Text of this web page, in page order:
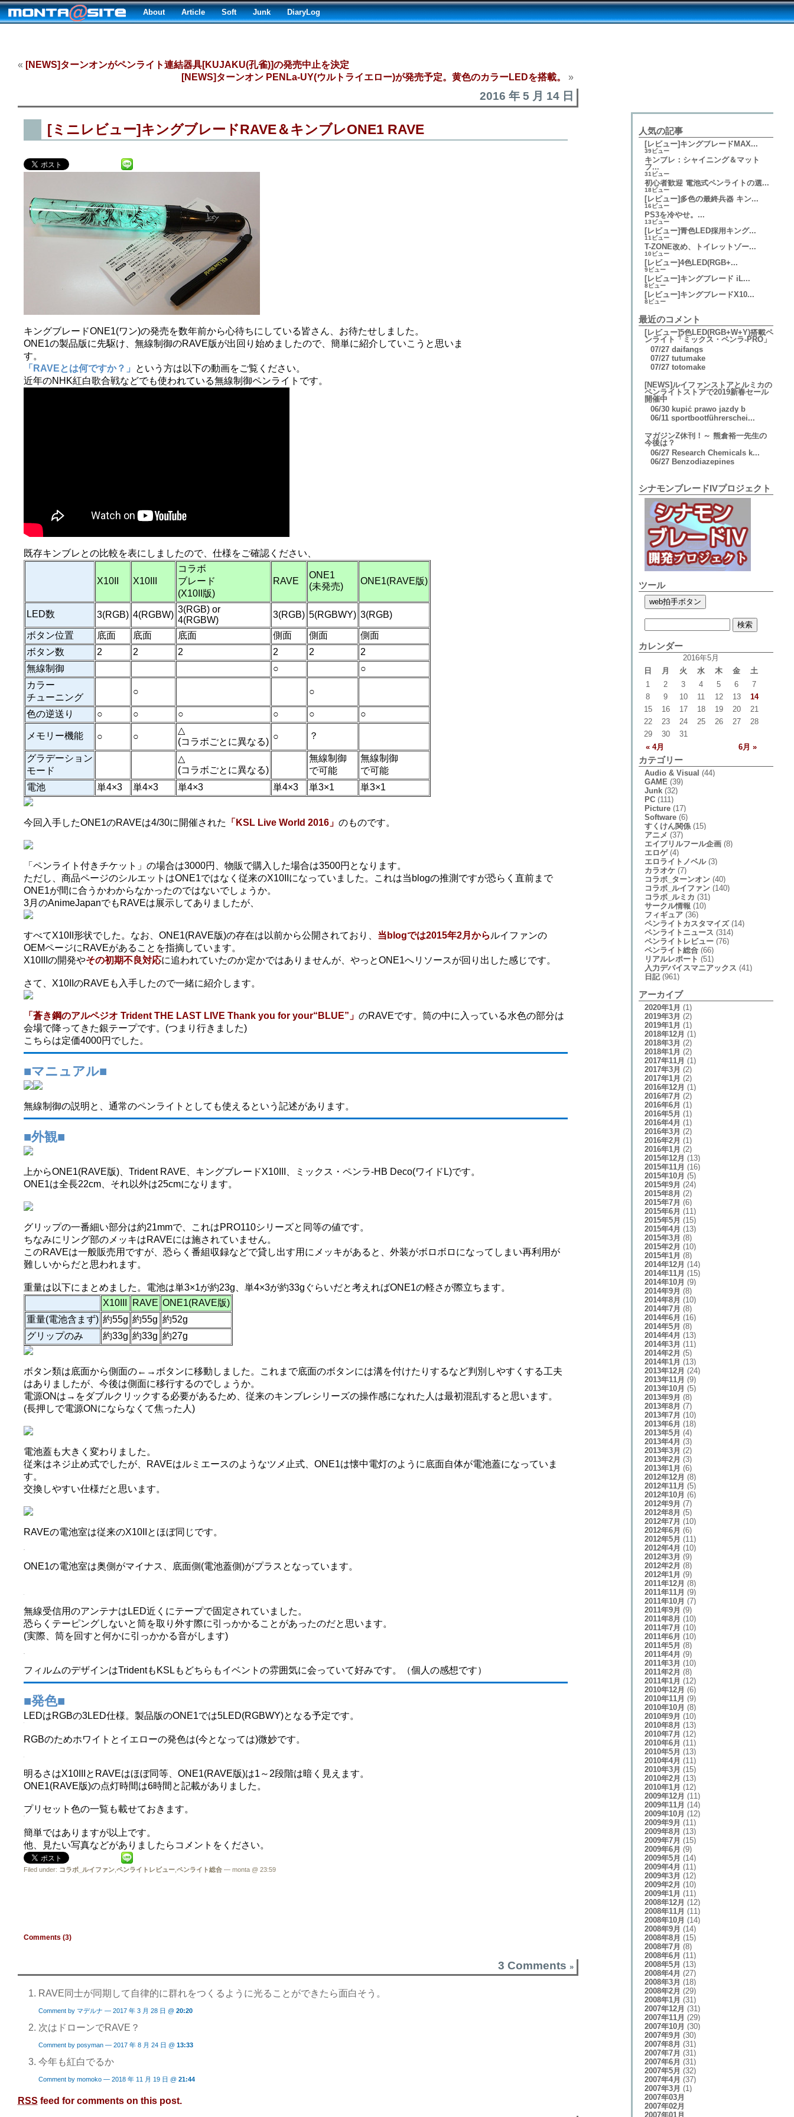
About Article Soft Junk DiaryLog
« [NEWS]ターンオンがペンライト連結器具[KUJAKU(孔雀)]の発売中止を決定
[NEWS]ターンオン PENLa-UY(ウルトライエロー)が発売予定。黄色のカラーLEDを搭載。
»
2016 年 5 月 14 日
[ミニレビュー]キングブレードRAVE＆キンブレONE1 RAVE
キングブレードONE1(ワン)の発売を数年前から心待ちにしている皆さん、お待たせしました。
ONE1の製品版に先駆け、無線制御のRAVE版が出回り始めましたので、簡単に紹介していこうと思いま
す。
「RAVEとは何ですか？」
という方は以下の動画をご覧ください。
近年のNHK紅白歌合戦などでも使われている無線制御ペンライトです。
既存キンブレとの比較を表にしましたので、仕様をご確認ください、
X10II X10III
コラボ
ブレード
(X10II版)
RAVE
ONE1
(未発売)
ONE1(RAVE版)
LED数 3(RGB) 4(RGBW)
3(RGB) or
4(RGBW)
3(RGB) 5(RGBWY) 3(RGB)
ボタン位置 底面 底面 底面 側面 側面
側面
ボタン数
2 2 2 2 2
2
無線制御
○
○
カラー
チューニング
○ ○
色の逆送り ○ ○ ○ ○ ○ ○
メモリー機能 ○ ○
△
(コラボごとに異なる)
○ ？
グラデーション
モード
△
(コラボごとに異なる)
無線制御
で可能
無線制御
で可能
電池
単4×3 単4×3 単4×3 単4×3 単3×1 単3×1
今回入手したONE1のRAVEは4/30に開催された 「KSL Live World 2016」 のものです。
「ペンライト付きチケット」の場合は3000円、物販で購入した場合は3500円となります。
ただし、商品ページのシルエットはONE1ではなく従来のX10IIになっていました。これは当blogの推測ですが恐らく直前まで
ONE1が間に合うかわからなかったのではないでしょうか。
3月のAnimeJapanでもRAVEは展示してありましたが、
すべてX10II形状でした。なお、ONE1(RAVE版)の存在は以前から公開されており、 当blogでは2015年2月から ルイファンの
OEMページにRAVEがあることを指摘しています。
X10IIIの開発やその初期不良対応に追われていたのか定かではありませんが、やっとONE1へリソースが回り出した感じです。
さて、X10IIのRAVEも入手したので一緒に紹介します。
「蒼き鋼のアルペジオ Trident THE LAST LIVE Thank you for your“BLUE”」 のRAVEです。筒の中に入っている水色の部分は
会場で降ってきた銀テープです。(つまり行きました)
こちらは定価4000円でした。
■マニュアル■
無線制御の説明と、通常のペンライトとしても使えるという記述があります。
■外観■
上からONE1(RAVE版)、Trident RAVE、キングブレードX10III、ミックス・ペンラ-HB Deco(ワイドL)です。
ONE1は全長22cm、それ以外は25cmになります。
グリップの一番細い部分は約21mmで、これはPRO110シリーズと同等の値です。
ちなみにリング部のメッキはRAVEには施されていません。
このRAVEは一般販売用ですが、恐らく番組収録などで貸し出す用にメッキがあると、外装がボロボロになってしまい再利用が
難しいからだと思われます。
重量は以下にまとめました。電池は単3×1が約23g、単4×3が約33gぐらいだと考えればONE1の軽さが際立ちます。
X10III
RAVE ONE1(RAVE版)
重量(電池含まず) 約55g 約55g 約52g
グリップのみ
約33g 約33g 約27g
ボタン類は底面から側面の←→ボタンに移動しました。これまで底面のボタンには溝を付けたりするなど判別しやすくする工夫
はありましたが、今後は側面に移行するのでしょうか。
電源ONは→をダブルクリックする必要があるため、従来のキンブレシリーズの操作感になれた人は最初混乱すると思います。
(長押しで電源ONにならなくて焦った人)
電池蓋も大きく変わりました。
従来はネジ止め式でしたが、RAVEはルミエースのようなツメ止式、ONE1は懐中電灯のように底面自体が電池蓋になっていま
す。
交換しやすい仕様だと思います。
RAVEの電池室は従来のX10IIとほぼ同じです。
ONE1の電池室は奥側がマイナス、底面側(電池蓋側)がプラスとなっています。
無線受信用のアンテナはLED近くにテープで固定されていました。
恐らくテーピングしないと筒を取り外す際に引っかかることがあったのだと思います。
(実際、筒を回すと何かに引っかかる音がします)
フィルムのデザインはTridentもKSLもどちらもイベントの雰囲気に会っていて好みです。（個人の感想です）
■発色■
LEDはRGBの3LED仕様。製品版のONE1では5LED(RGBWY)となる予定です。
RGBのためホワイトとイエローの発色は(今となっては)微妙です。
明るさはX10IIIとRAVEはほぼ同等、ONE1(RAVE版)は1～2段階は暗く見えます。
ONE1(RAVE版)の点灯時間は6時間と記載がありました。
プリセット色の一覧も載せておきます。
簡単ではありますが以上です。
他、見たい写真などがありましたらコメントをください。
Filed under: コラボ_ルイファン ペンライトレビュー ペンライト総合 — monta @ 23:59
Comments (3)
3 Comments »
RAVE同士が同期して自律的に群れをつくるように光ることができたら面白そう。
Comment by マデルナ — 2017 年 3 月 28 日 @ 20:20
次はドローンでRAVE？
Comment by posyman — 2017 年 8 月 24 日 @ 13:33
今年も紅白でるか
Comment by momoko — 2018 年 11 月 19 日 @ 21:44
RSS feed for comments on this post.
人気の記事
[レビュー]キングブレードMAX...
39ビュー
キンブレ：シャイニング＆マット
フ...
31ビュー
初心者歓迎 電池式ペンライトの選...
18ビュー
[レビュー]多色の最終兵器 キン...
16ビュー
PS3を冷やせ。...
13ビュー
[レビュー]青色LED採用キング...
11ビュー
T-ZONE改め、トイレットゾー...
10ビュー
[レビュー]4色LED(RGB+...
9ビュー
[レビュー]キングブレード iL...
8ビュー
[レビュー]キングブレードX10...
8ビュー
最近のコメント
[レビュー]5色LED(RGB+W+Y)搭載ペ
ンライト「ミックス・ペンラ-PRO」
07/27 daifangs
07/27 tutumake
07/27 totomake
[NEWS]ルイファンストアとルミカの
ペンライトストアで2019新春セール
開催中
06/30 kupić prawo jazdy b
06/11 sportbootführerschei...
マガジンZ休刊！～ 熊倉裕一先生の
今後は？
06/27 Research Chemicals k...
06/27 Benzodiazepines
シナモンブレードIVプロジェクト
ツール
カレンダー
2016年5月
日
月 火 水 木 金 土
« 4月 6月 »
1 2 3 4 5 6
7
8
9 10 11 12 13
14
15
16 17 18 19 20
21
22
23 24 25 26 27
28
29
30 31
カテゴリー
Audio & Visual (44)
GAME (39)
Junk(32)
PC(111)
Picture(17)
Software(6)
すくけん関係(15)
アニメ (37)
エイプリルフール企画(8)
エロゲ(4)
エロライトノベル(3)
カラオケ(7)
コラボ_ターンオン(40)
コラボ_ルイファン(140)
コラボ_ルミカ (31)
サークル情報 (10)
フィギュア(36)
ペンライトカスタマイズ(14)
ペンライトニュース (314)
ペンライトレビュー(76)
ペンライト総合(66)
リアルレポート (51)
入力デバイスマニアックス (41)
日記(961)
アーカイブ
2020年1月 (1)
2019年3月 (2)
2019年1月 (1)
2018年12月 (1)
2018年3月 (2)
2018年1月 (2)
2017年11月 (1)
2017年3月 (2)
2017年1月 (2)
2016年12月 (1)
2016年7月 (2)
2016年6月 (1)
2016年5月 (1)
2016年4月 (1)
2016年3月 (2)
2016年2月 (1)
2016年1月 (2)
2015年12月 (13)
2015年11月 (16)
2015年10月 (5)
2015年9月 (24)
2015年8月 (2)
2015年7月 (6)
2015年6月 (11)
2015年5月 (15)
2015年4月 (13)
2015年3月 (8)
2015年2月 (10)
2015年1月 (8)
2014年12月 (14)
2014年11月 (15)
2014年10月 (9)
2014年9月 (8)
2014年8月 (10)
2014年7月 (8)
2014年6月 (16)
2014年5月 (8)
2014年4月 (13)
2014年3月 (11)
2014年2月 (5)
2014年1月 (13)
2013年12月 (24)
2013年11月 (9)
2013年10月 (5)
2013年9月 (8)
2013年8月 (7)
2013年7月 (10)
2013年6月 (18)
2013年5月 (4)
2013年4月 (3)
2013年3月 (2)
2013年2月 (3)
2013年1月 (6)
2012年12月 (8)
2012年11月 (5)
2012年10月 (6)
2012年9月 (7)
2012年8月 (5)
2012年7月 (10)
2012年6月 (6)
2012年5月 (11)
2012年4月 (10)
2012年3月 (9)
2012年2月 (8)
2012年1月 (9)
2011年12月 (8)
2011年11月 (9)
2011年10月 (7)
2011年9月 (9)
2011年8月 (10)
2011年7月 (10)
2011年6月 (10)
2011年5月 (8)
2011年4月 (9)
2011年3月 (10)
2011年2月 (8)
2011年1月 (12)
2010年12月 (6)
2010年11月 (9)
2010年10月 (8)
2010年9月 (10)
2010年8月 (13)
2010年7月 (12)
2010年6月 (11)
2010年5月 (13)
2010年4月 (11)
2010年3月 (15)
2010年2月 (13)
2010年1月 (12)
2009年12月 (11)
2009年11月 (14)
2009年10月 (12)
2009年9月 (11)
2009年8月 (13)
2009年7月 (15)
2009年6月 (9)
2009年5月 (14)
2009年4月 (11)
2009年3月 (12)
2009年2月 (10)
2009年1月 (11)
2008年12月 (12)
2008年11月 (11)
2008年10月 (14)
2008年9月 (14)
2008年8月 (15)
2008年7月 (8)
2008年6月 (11)
2008年5月 (13)
2008年4月 (27)
2008年3月 (18)
2008年2月 (29)
2008年1月 (31)
2007年12月 (31)
2007年11月 (29)
2007年10月 (30)
2007年9月 (30)
2007年8月 (31)
2007年7月 (31)
2007年6月 (31)
2007年5月 (32)
2007年4月 (37)
2007年3月 (1)
2007年03月
2007年02月
2007年01月